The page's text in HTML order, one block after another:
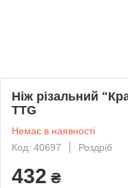
Ніж різальний
TTG
Немає в наявності
Код: 40697
Роздріб
432 ₴